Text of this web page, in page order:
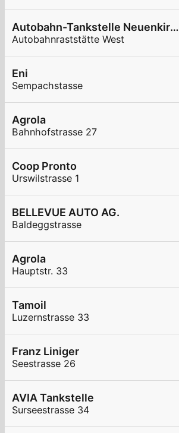
Autobahn-Tankstelle Neuenkirch
Autobahnraststätte West
Eni
Sempachstasse
Agrola
Bahnhofstrasse 27
Coop Pronto
Urswilstrasse 1
BELLEVUE AUTO AG.
Baldeggstrasse
Agrola
Hauptstr. 33
Tamoil
Luzernstrasse 33
Franz Liniger
Seestrasse 26
AVIA Tankstelle
Surseestrasse 34